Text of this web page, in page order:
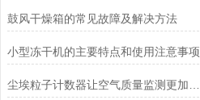
鼓风干燥箱的常见故障及解决方法
小型冻干机的主要特点和使用注意事项